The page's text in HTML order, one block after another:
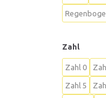
Zahl
Zahl 0
Zahl 5